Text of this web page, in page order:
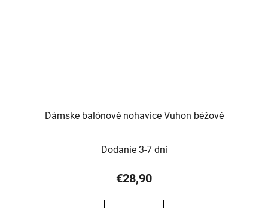
Dámske balónové nohavice Vuhon béžové
Dodanie 3-7 dní
€28,90